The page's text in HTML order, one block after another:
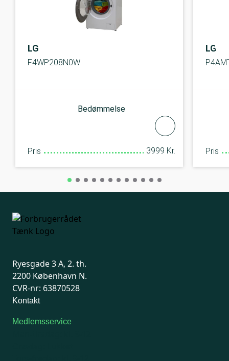
LG
F4WP208N0W
Bedømmelse
Pris 3999 Kr.
LG
Pris
Ryesgade 3 A, 2. th.
2200 København N.
CVR-nr: 63870528
Kontakt
Medlemsservice